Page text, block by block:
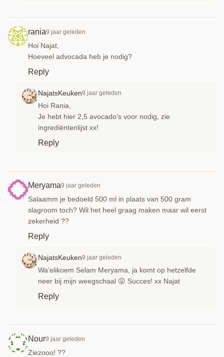
rania9 jaar geleden
Hoi Najat,
Hoeveel advocada heb je nodig?
Reply
NajatsKeuken9 jaar geleden
Hoi Rania,
Je hebt hier 2,5 avocado’s voor nodig, zie
ingrediëntenlijst xx!
Reply
Meryama9 jaar geleden
Salaamm je bedoeld 500 ml in plaats van 500 gram
slagroom toch? Wil het heel graag maken maar wil eerst
zekerheid ??
Reply
NajatsKeuken9 jaar geleden
Wa’elikoem Selam Meryama, ja komt op hetzelfde
neer bij mijn weegschaal 😛 Succes! xx Najat
Reply
Nour9 jaar geleden
Ziezooo! ??